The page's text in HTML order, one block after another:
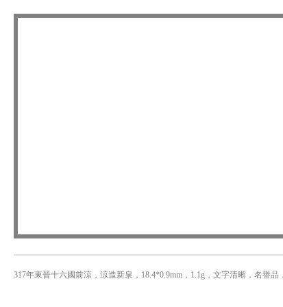
317年東晉十六國前涼，涼造新泉，18.4*0.9mm，1.1g，文字清晰，名譽品